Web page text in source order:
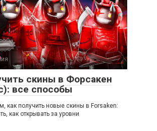
скины в Форсакен
все способы
как получить новые скины в Forsaken:
как открывать за уровни